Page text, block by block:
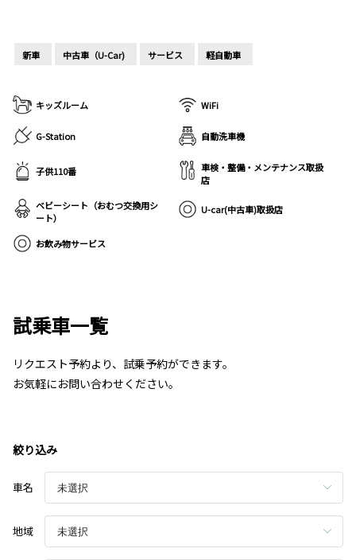
新車 中古車（U-Car) サービス 軽自動車
キッズルーム WiFi
G-Station 自動洗車機
子供110番
車検・整備・メンテナンス取扱
店
ベビーシート（おむつ交換用シ
ート）
U-car(中古車)取扱店
お飲み物サービス
試乗車一覧
リクエスト予約より、試乗予約ができます。
お気軽にお問い合わせください。
絞り込み
車名
地域